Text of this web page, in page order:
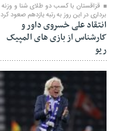
قزاقستان با کسب دو طلای شنا و وزنه
برداری در این روز به رتبه یازدهم صعود کرد
انتقاد علی خسروی داور و
کارشناس از بازی های المپیک
ریو